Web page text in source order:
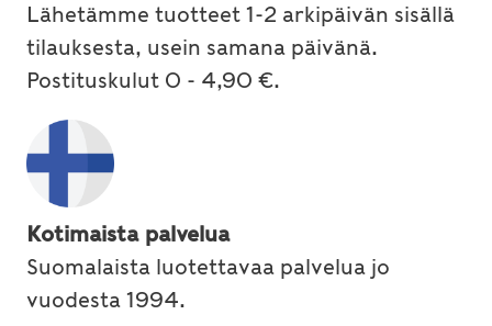
Lähetämme tuotteet 1-2 arkipäivän sisällä
tilauksesta, usein samana päivänä.
Postituskulut 0 - 4,90 €.
Kotimaista palvelua
Suomalaista luotettavaa palvelua jo
vuodesta 1994.